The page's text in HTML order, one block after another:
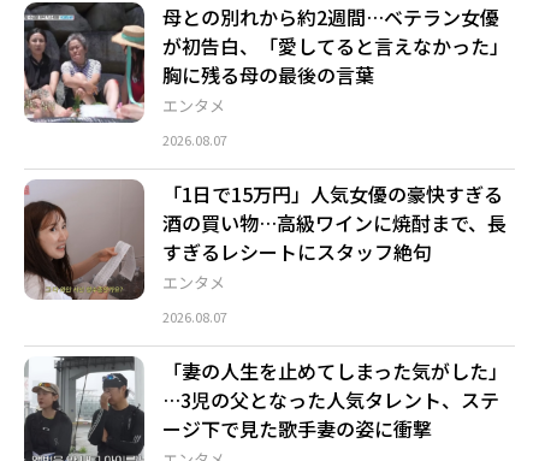
エンタメ
母との別れから約2週間…ベテラン女優
が初告白、「愛してると言えなかった」
胸に残る母の最後の言葉
2026.08.07
エンタメ
「1日で15万円」人気女優の豪快すぎる
酒の買い物…高級ワインに焼酎まで、長
すぎるレシートにスタッフ絶句
2026.08.07
「妻の人生を止めてしまった気がした」
…3児の父となった人気タレント、ステ
ージ下で見た歌手妻の姿に衝撃